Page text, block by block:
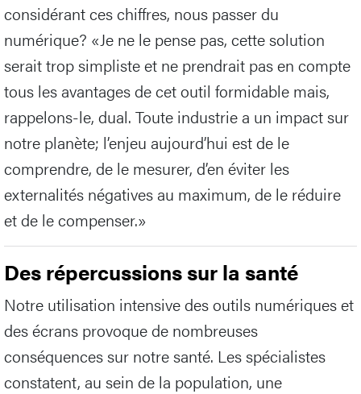
considérant ces chiffres, nous passer du
numérique? «Je ne le pense pas, cette solution
serait trop simpliste et ne prendrait pas en compte
tous les avantages de cet outil formidable mais,
rappelons-le, dual. Toute industrie a un impact sur
notre planète; l’enjeu aujourd’hui est de le
comprendre, de le mesurer, d’en éviter les
externalités négatives au maximum, de le réduire
et de le compenser.»
Des répercussions sur la santé
Notre utilisation intensive des outils numériques et
des écrans provoque de nombreuses
conséquences sur notre santé. Les spécialistes
constatent, au sein de la population, une